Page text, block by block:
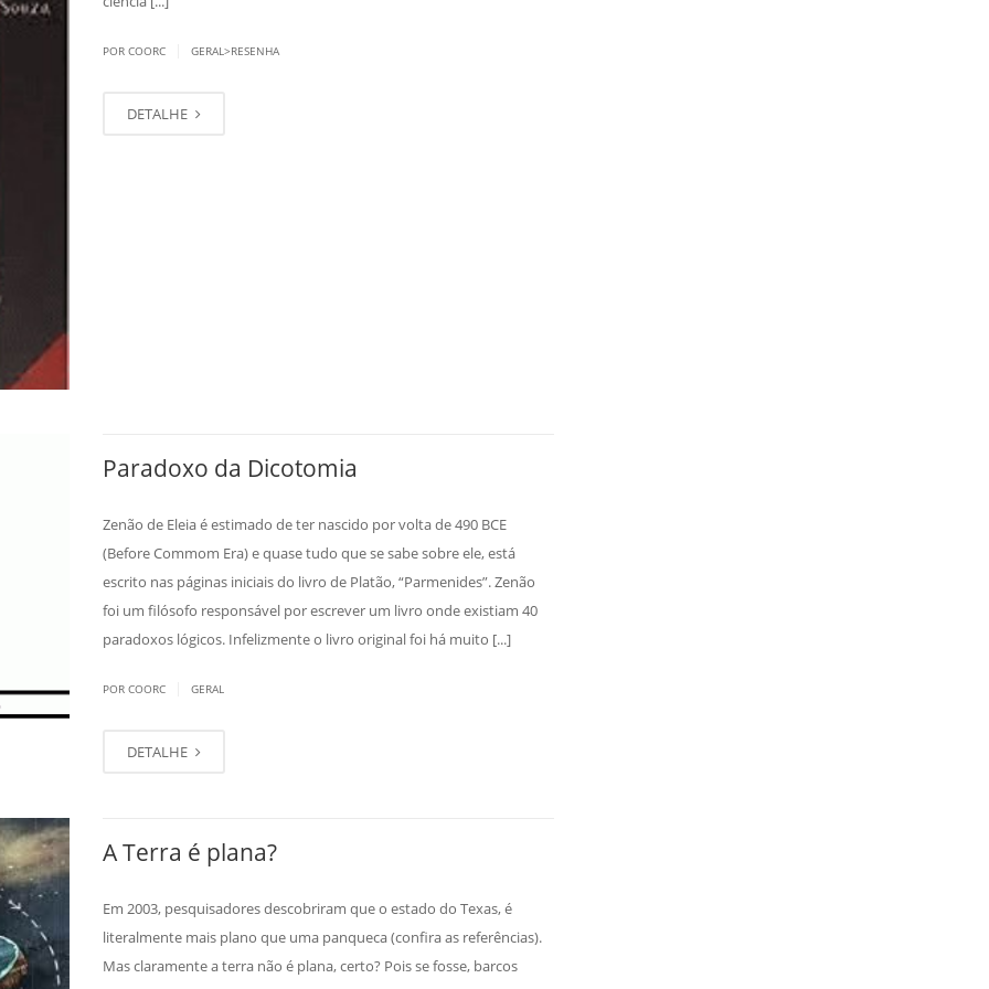
POR COORC GERAL>RESENHA
DETALHE
Paradoxo da Dicotomia
Zenão de Eleia é estimado de ter nascido por volta de 490 BCE
(Before Commom Era) e quase tudo que se sabe sobre ele, está
escrito nas páginas iniciais do livro de Platão, “Parmenides”. Zenão
foi um filósofo responsável por escrever um livro onde existiam 40
paradoxos lógicos. Infelizmente o livro original foi há muito [...]
POR COORC GERAL
DETALHE
A Terra é plana?
Em 2003, pesquisadores descobriram que o estado do Texas, é
literalmente mais plano que uma panqueca (confira as referências).
Mas claramente a terra não é plana, certo? Pois se fosse, barcos